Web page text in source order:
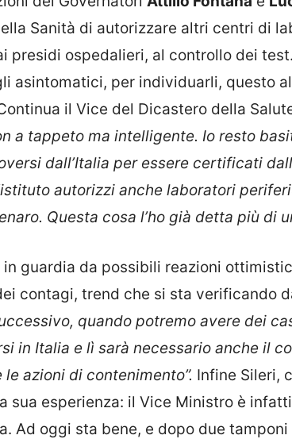
Sanità di autorizzare altri centri di
presidi ospedalieri, al controllo dei
asintomatici, per individuarli, questo
il Vice del Dicastero della
a tappeto ma intelligente. Io resto
dall’Italia per essere certificati
autorizzi anche laboratori
Questa cosa l’ho già detta più di
guardia da possibili reazioni
contagi, trend che si sta verificando
quando potremo avere dei
in Italia e lì sarà necessario anche il
azioni di contenimento”. Infine Sileri,
sua esperienza: il Vice Ministro è
Ad oggi sta bene, e dopo due